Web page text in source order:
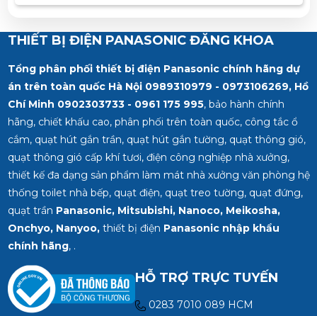
báo giá tốt nhất cho dự án. Miền Bắc : 0989 310
332 980
THIẾT BỊ ĐIỆN PANASONIC ĐĂNG KHOA
Tổng phân phối thiết bị điện Panasonic chính hãng dự
án trên toàn quốc Hà Nội 0989310979 - 0973106269, Hồ
Chí Minh 0902303733 - 0961 175 995, bảo hành chính
hãng, chiết khấu cao, phân phối trên toàn quốc, công tắc ổ
cắm, quạt hút gắn trần, quạt hút gắn tường, quạt thông gió,
quạt thông gió cấp khí tươi, điện công nghiệp nhà xưởng,
thiết kế đa dạng sản phẩm làm mát nhà xưởng văn phòng hệ
thống toilet nhà bếp, quạt điện, quạt treo tường, quạt đứng,
quạt trần Panasonic, Mitsubishi, Nanoco, Meikosha,
Onchyo, Nanyoo,thiết bị điện Panasonic nhập khẩu
chính hãng, .
HỖ TRỢ TRỰC TUYẾN
0283 7010 089 HCM